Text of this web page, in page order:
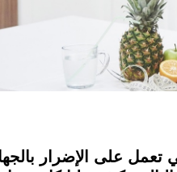
على الإضرار